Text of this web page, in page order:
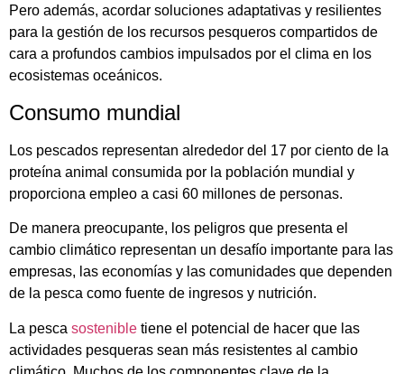
Pero además, acordar soluciones adaptativas y resilientes
para la gestión de los recursos pesqueros compartidos de
cara a profundos cambios impulsados ​​por el clima en los
ecosistemas oceánicos.
Consumo mundial
Los pescados representan alrededor del 17 por ciento de la
proteína animal consumida por la población mundial y
proporciona empleo a casi 60 millones de personas.
De manera preocupante, los peligros que presenta el
cambio climático representan un desafío importante para las
empresas, las economías y las comunidades que dependen
de la pesca como fuente de ingresos y nutrición.
La pesca sostenible tiene el potencial de hacer que las
actividades pesqueras sean más resistentes al cambio